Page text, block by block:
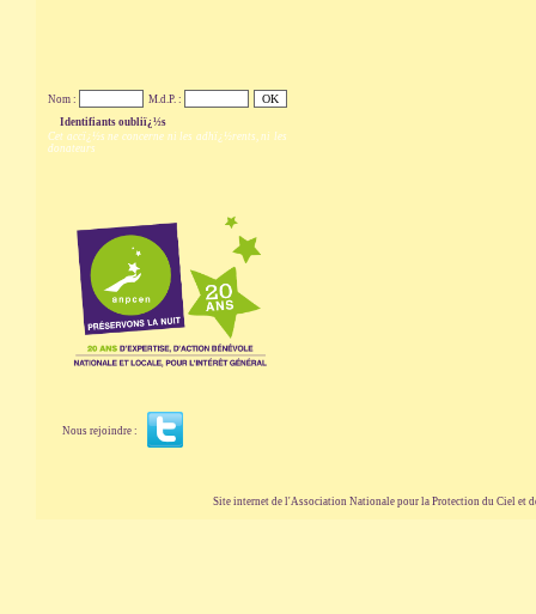
Nom :
M.d.P. :
Identifiants oubliï¿½s
Cet accï¿½s ne concerne ni les adhï¿½rents, ni les
donateurs
Nous rejoindre :
Site internet de l'Association Nationale pour la Protection du Ciel et de